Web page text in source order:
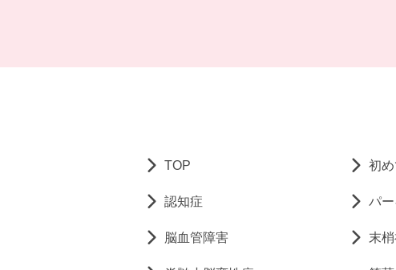
TOP 初
認知症 パ
脳血管障害 末